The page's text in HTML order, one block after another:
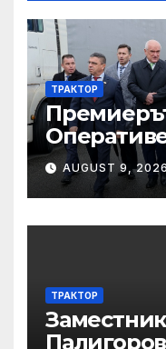
ТРАКТОР
по
готови за
AUGUST 9,
ТРАКТОР